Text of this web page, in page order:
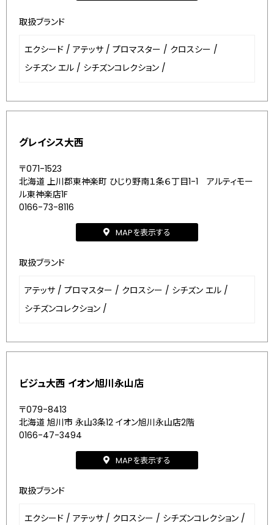
取扱ブランド
エクシード / アテッサ / プロマスター / クロスシー /
シチズン エル / シチズンコレクション /
グレイシス大西
〒071-1523
北海道 上川郡東神楽町 ひじり野南１条６丁目1-1 アルティモー
ル東神楽店1F
0166-73-8116
MAPを表示する
取扱ブランド
アテッサ / プロマスター / クロスシー / シチズン エル /
シチズンコレクション /
ビジュ大西 イオン旭川永山店
〒079-8413
北海道 旭川市 永山3条12 イオン旭川永山店2階
0166-47-3494
MAPを表示する
取扱ブランド
エクシード / アテッサ / クロスシー / シチズンコレクション /